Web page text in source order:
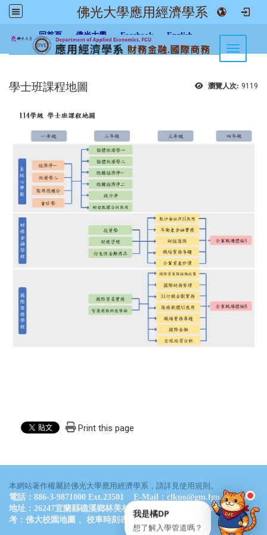
佛光大學應用經濟學系
回首頁 佛光大學 Facebook English
Toggle
瀏覽人次: 9119
學士班課程地圖
Print this page
本網站著作權屬於佛光大學應用經濟學系，請詳見使用規則。
電話：886-3-9871000 Ext.23501 E-Mail：clkuo@gm.fgu.edu.tw
地址：26247宜蘭縣礁溪鄉林美村林尾路160號 德香樓B311室 參
考： 佛大校園地圖 、 校車時刻表
我是橘DP
想了解入學管道嗎？
LINE 諮詢
點一下就能問我問題